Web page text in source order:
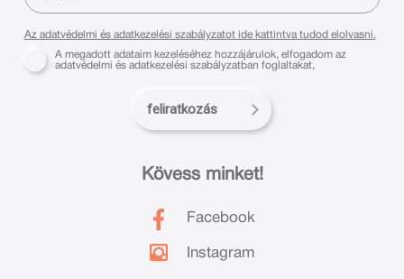
Kövess minket!
Facebook
Instagram
Az adatvédelmi és adatkezelési szabályzatot ide kattintva tudod elolvasni.
A megadott adataim kezeléséhez hozzájárulok, elfogadom az
adatvédelmi és adatkezelési szabályzatban foglaltakat,
feliratkozás